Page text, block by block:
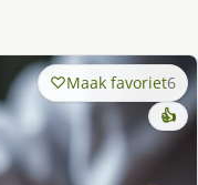
Maak favoriet6
👍